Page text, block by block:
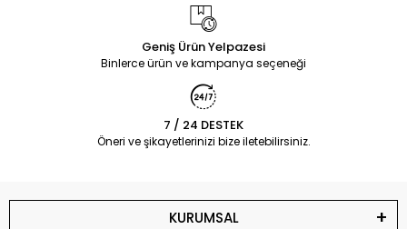
Geniş Ürün Yelpazesi
Binlerce ürün ve kampanya seçeneği
7 / 24 DESTEK
Öneri ve şikayetlerinizi bize iletebilirsiniz.
KURUMSAL